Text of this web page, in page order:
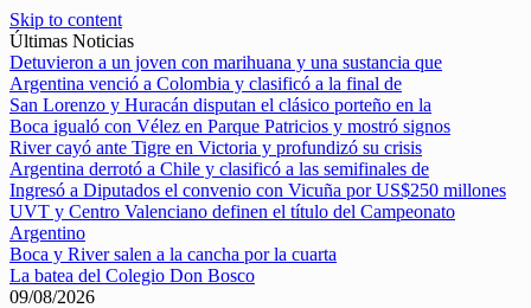
Skip to content
Últimas Noticias
Detuvieron a un joven con marihuana y una sustancia que
Argentina venció a Colombia y clasificó a la final de
San Lorenzo y Huracán disputan el clásico porteño en la
Boca igualó con Vélez en Parque Patricios y mostró signos
River cayó ante Tigre en Victoria y profundizó su crisis
Argentina derrotó a Chile y clasificó a las semifinales de
Ingresó a Diputados el convenio con Vicuña por US$250 millones
UVT y Centro Valenciano definen el título del Campeonato
Argentino
Boca y River salen a la cancha por la cuarta
La batea del Colegio Don Bosco
09/08/2026